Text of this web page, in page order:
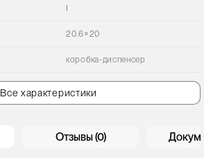
20.6×20
коробка-диспенсер
Все характеристики
Отзывы (0)